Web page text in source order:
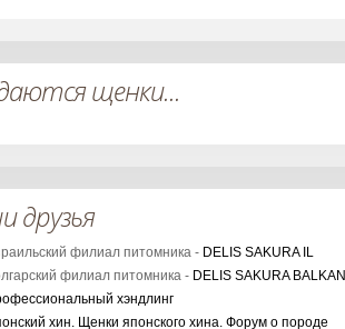
щенки...
друзья
филиал питомника - DELIS SAKURA IL
филиал питомника - DELIS SAKURA BALKAN
хэндлинг
хин. Щенки японского хина. Форум о породе